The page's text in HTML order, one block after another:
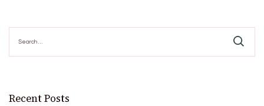
for:
Recent Posts